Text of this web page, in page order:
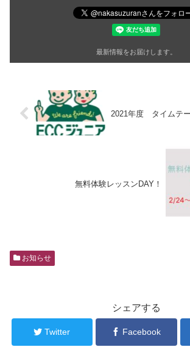
最新情報をお届けします。
2021年度 タイムテ
無料体験レッスンDAY！
お知らせ
シェアする
Twitter Facebook